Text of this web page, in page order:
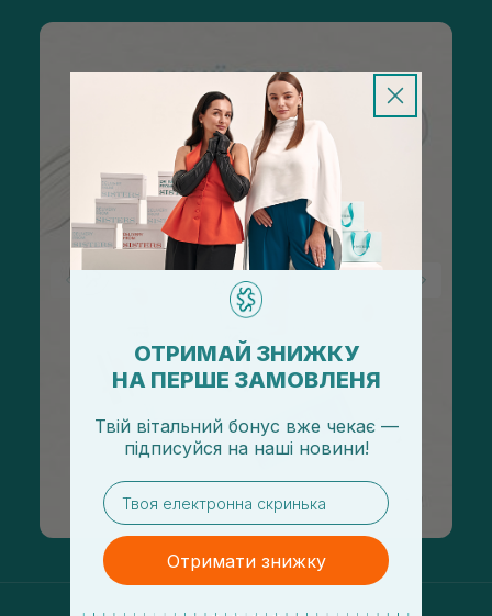
ОТРИМАЙ ЗНИЖКУ
НА ПЕРШЕ ЗАМОВЛЕНЯ
Твій вітальний бонус вже чекає —
підписуйся на наші новини!
email
Отримати знижку